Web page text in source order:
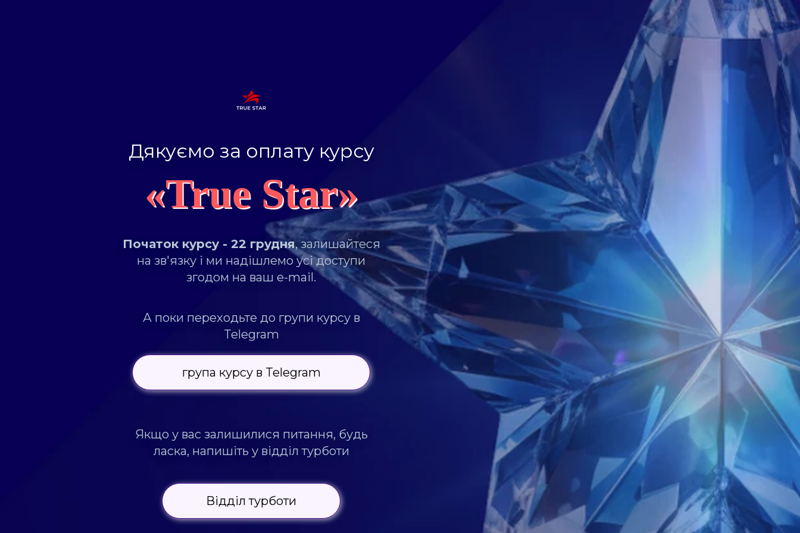
Дякуємо за оплату курсу
«True Star»
Початок курсу - 22 грудня, залишайтеся
на зв'язку і ми надішлемо усі доступи
згодом на ваш e-mail.
А поки переходьте до групи курсу в
Telegram
група курсу в Telegram
Якщо у вас залишилися питання, будь
ласка, напишіть у відділ турботи
Відділ турботи